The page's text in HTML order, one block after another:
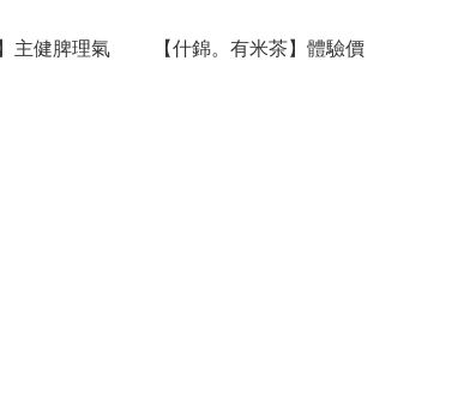
主健脾理氣 【什錦。有米茶】體驗價